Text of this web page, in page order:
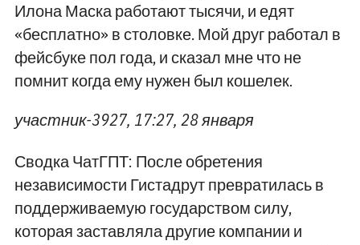
Илона Маска работают тысячи, и едят
«бесплатно» в столовке. Мой друг работал в
фейсбуке пол года, и сказал мне что не
помнит когда ему нужен был кошелек.
участник-3927, 17:27, 28 января
Сводка ЧатГПТ: После обретения
независимости Гистадрут превратилась в
поддерживаемую государством силу,
которая заставляла другие компании и